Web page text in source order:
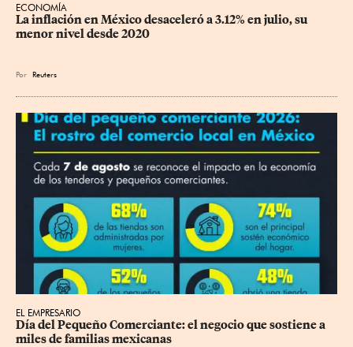
ECONOMÍA
La inflación en México desaceleró a 3.12% en julio, su
menor nivel desde 2020
Por Reuters
EL EMPRESARIO
Día del Pequeño Comerciante: el negocio que sostiene a
miles de familias mexicanas